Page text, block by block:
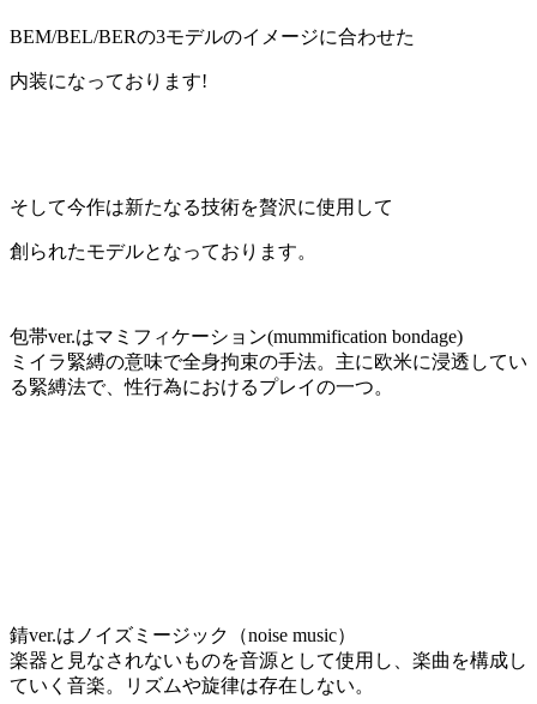
BEM/BEL/BERの3モデルのイメージに合わせた
内装になっております!
そして今作は新たなる技術を贅沢に使用して
創られたモデルとなっております。
包帯ver.はマミフィケーション(mummification bondage)
ミイラ緊縛の意味で全身拘束の手法。主に欧米に浸透してい
る緊縛法で、性行為におけるプレイの一つ。
錆ver.はノイズミージック（noise music）
楽器と見なされないものを音源として使用し、楽曲を構成し
ていく音楽。リズムや旋律は存在しない。